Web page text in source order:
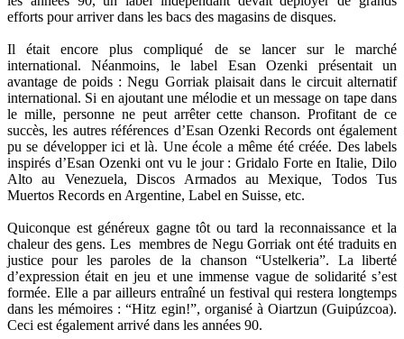
efforts pour arriver dans les bacs des magasins de disques.
Il était encore plus compliqué de se lancer sur le marché
international. Néanmoins, le label Esan Ozenki présentait un
avantage de poids : Negu Gorriak plaisait dans le circuit alternatif
international. Si en ajoutant une mélodie et un message on tape dans
le mille, personne ne peut arrêter cette chanson. Profitant de ce
succès, les autres références d’Esan Ozenki Records ont également
pu se développer ici et là. Une école a même été créée. Des labels
inspirés d’Esan Ozenki ont vu le jour : Gridalo Forte en Italie, Dilo
Alto au Venezuela, Discos Armados au Mexique, Todos Tus
Muertos Records en Argentine, Label en Suisse, etc.
Quiconque est généreux gagne tôt ou tard la reconnaissance et la
chaleur des gens. Les membres de Negu Gorriak ont été traduits en
justice pour les paroles de la chanson “Ustelkeria”. La liberté
d’expression était en jeu et une immense vague de solidarité s’est
formée. Elle a par ailleurs entraîné un festival qui restera longtemps
dans les mémoires : “Hitz egin!”, organisé à Oiartzun (Guipúzcoa).
Ceci est également arrivé dans les années 90.